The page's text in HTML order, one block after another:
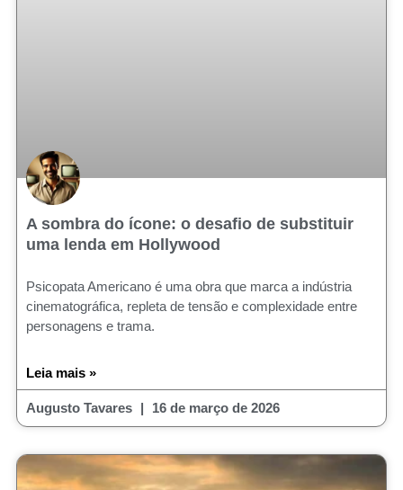
A sombra do ícone: o desafio de substituir
uma lenda em Hollywood
Psicopata Americano é uma obra que marca a indústria
cinematográfica, repleta de tensão e complexidade entre
personagens e trama.
Leia mais »
Augusto Tavares 16 de março de 2026